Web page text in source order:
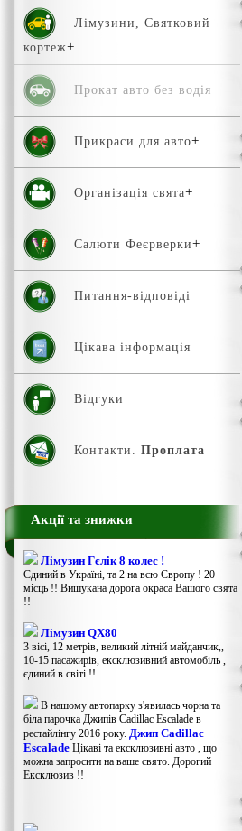
Лімузини, Святковий
кортеж
Прокат авто без водія
Прикраси для авто
Організація свята
Салюти Феєрверки
Питання-відповіді
Цікава інформація
Відгуки
Контакти. Проплата
Акції та знижки
Лімузин Гєлік 8 колес !
Єдиний в Україні, та 2 на всю Європу ! 20
місць !! Вишукана дорога окраса Вашого свята
!!
Лімузин QX80
3 вісі, 12 метрів, великий літній майданчик,,
10-15 пасажирів, ексклюзивний автомобіль ,
єдиний в світі !!
В нашому автопарку з'явилась чорна та
біла парочка Джипів Cadillac Escalade в
рестайлінгу 2016 року. Джип Cadillac
Escalade Цікаві та ексклюзивні авто , що
можна запросити на ваше свято. Дорогий
Ексклюзив !!